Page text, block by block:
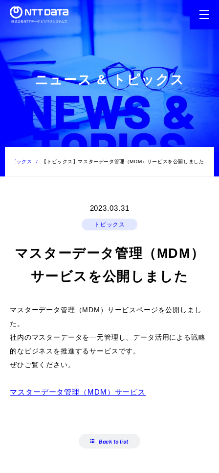
ニュース & トピックス
トピックス 【トピックス】マスターデータ管理（MDM）サービスを公開しました
2023.03.31
トピックス
マスターデータ管理（MDM）
サービスを公開しました
マスターデータ管理（MDM）サービスページを公開しまし
た。
社内のマスターデータを一元管理し、データ活用による戦略
的なビジネスを推進するサービスです。
ぜひご覧ください。
マスターデータ管理（MDM）サービス
Back to list